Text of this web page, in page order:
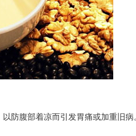
防腹部着凉而引发胃痛或加重旧